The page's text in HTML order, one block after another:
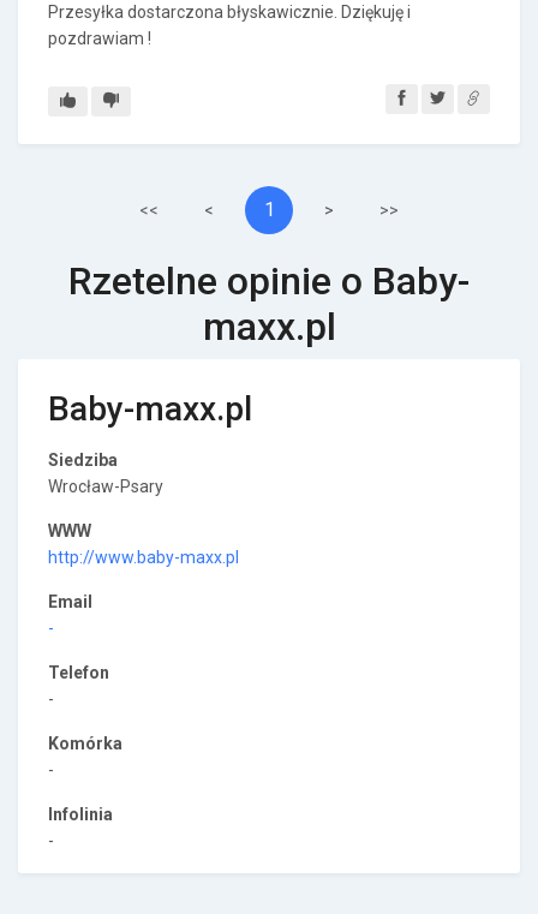
Przesyłka dostarczona błyskawicznie. Dziękuję i
pozdrawiam !
<< < 1 > >>
Rzetelne opinie o Baby-
maxx.pl
Baby-maxx.pl
Siedziba
Wrocław-Psary
WWW
http://www.baby-maxx.pl
Email
-
Telefon
-
Komórka
-
Infolinia
-